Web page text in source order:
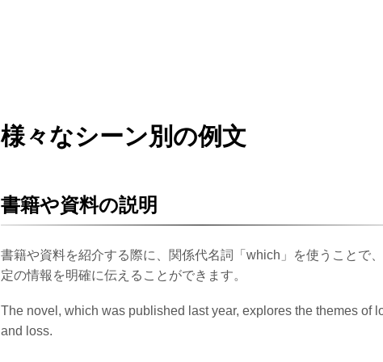
様々なシーン別の例文
書籍や資料の説明
書籍や資料を紹介する際に、関係代名詞「which」を使うことで
定の情報を明確に伝えることができます。
The novel, which was published last year, explores the themes of
and loss.